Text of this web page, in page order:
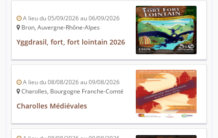
A lieu du 05/09/2026 au 06/09/2026
Bron, Auvergne-Rhône-Alpes
Yggdrasil, fort, fort lointain 2026
A lieu du 08/08/2026 au 09/08/2026
Charolles, Bourgogne Franche-Comté
Charolles Médiévales